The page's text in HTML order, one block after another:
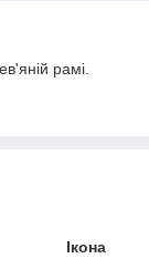
рамі.
Ікона